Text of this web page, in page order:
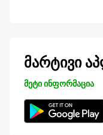
მარტივი
მეტი ინფორმაცია